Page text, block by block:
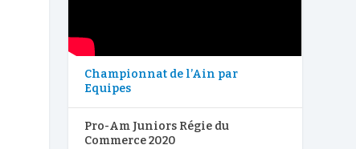
Championnat de l’Ain par
Equipes
Pro-Am Juniors Régie du
Commerce 2020